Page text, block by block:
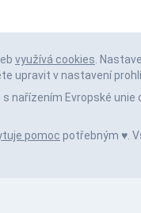
využívá cookies.
upravit v nastavení
nařízením Evropské unie
pomoc potřebným ♥️.